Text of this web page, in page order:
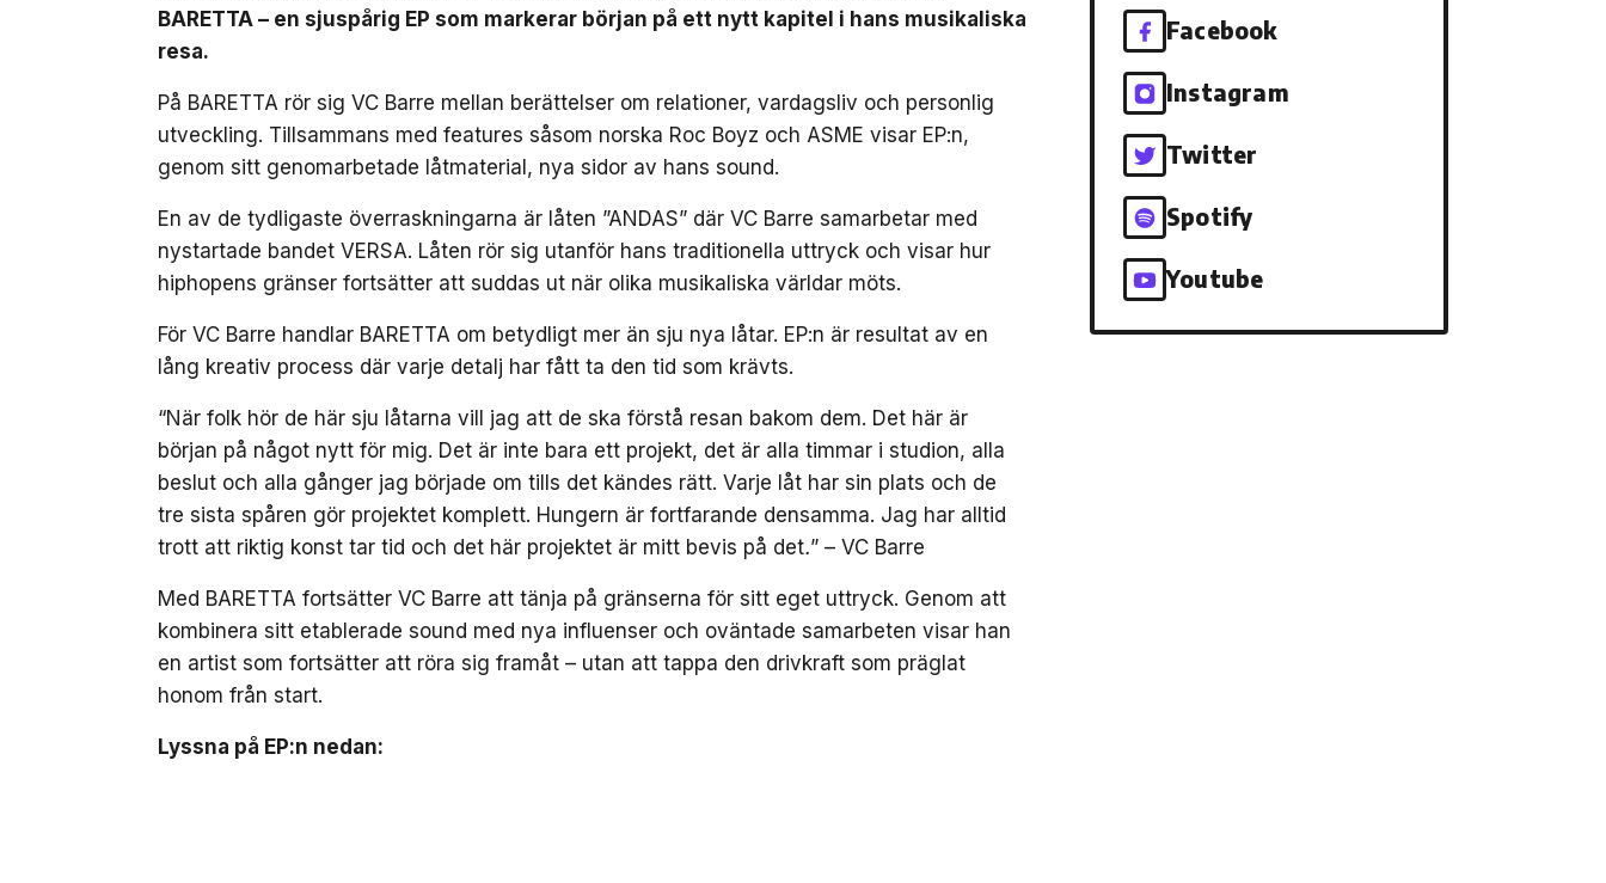
BARETTA – en sjuspårig EP som markerar början på ett nytt kapitel i hans musikaliska
resa.
På BARETTA rör sig VC Barre mellan berättelser om relationer, vardagsliv och personlig
utveckling. Tillsammans med features såsom norska Roc Boyz och ASME visar EP:n,
genom sitt genomarbetade låtmaterial, nya sidor av hans sound.
En av de tydligaste överraskningarna är låten ”ANDAS” där VC Barre samarbetar med
nystartade bandet VERSA. Låten rör sig utanför hans traditionella uttryck och visar hur
hiphopens gränser fortsätter att suddas ut när olika musikaliska världar möts.
För VC Barre handlar BARETTA om betydligt mer än sju nya låtar. EP:n är resultat av en
lång kreativ process där varje detalj har fått ta den tid som krävts.
“När folk hör de här sju låtarna vill jag att de ska förstå resan bakom dem. Det här är
början på något nytt för mig. Det är inte bara ett projekt, det är alla timmar i studion, alla
beslut och alla gånger jag började om tills det kändes rätt. Varje låt har sin plats och de
tre sista spåren gör projektet komplett. Hungern är fortfarande densamma. Jag har alltid
trott att riktig konst tar tid och det här projektet är mitt bevis på det.” – VC Barre
Med BARETTA fortsätter VC Barre att tänja på gränserna för sitt eget uttryck. Genom att
kombinera sitt etablerade sound med nya influenser och oväntade samarbeten visar han
en artist som fortsätter att röra sig framåt – utan att tappa den drivkraft som präglat
honom från start.
Lyssna på EP:n nedan:
Facebook
Instagram
Twitter
Spotify
Youtube